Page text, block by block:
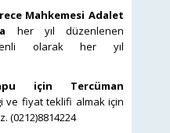
Mahkemesi Adalet
her yıl düzenlenen
olarak her yıl
için Tercüman
ve fiyat teklifi almak için
(0212)8814224